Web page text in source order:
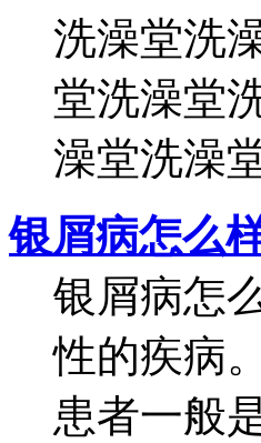
洗澡堂洗
堂洗澡堂
澡堂洗澡
银屑病怎么
银屑病怎
性的疾病
患者一般